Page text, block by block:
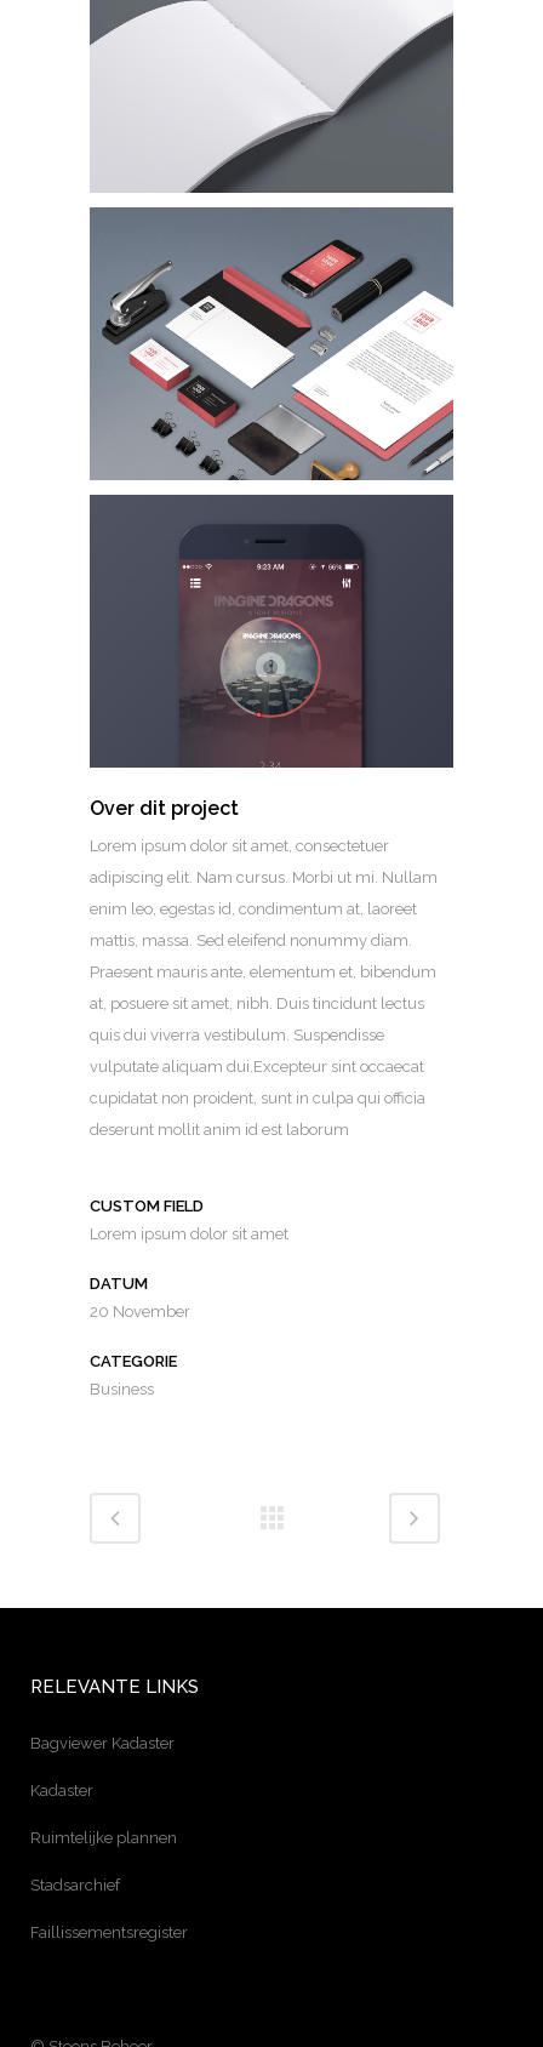
Over dit project
Lorem ipsum dolor sit amet, consectetuer
adipiscing elit. Nam cursus. Morbi ut mi. Nullam
enim leo, egestas id, condimentum at, laoreet
mattis, massa. Sed eleifend nonummy diam.
Praesent mauris ante, elementum et, bibendum
at, posuere sit amet, nibh. Duis tincidunt lectus
quis dui viverra vestibulum. Suspendisse
vulputate aliquam dui.Excepteur sint occaecat
cupidatat non proident, sunt in culpa qui officia
deserunt mollit anim id est laborum
CUSTOM FIELD
Lorem ipsum dolor sit amet
DATUM
20 November
CATEGORIE
Business
RELEVANTE LINKS
Bagviewer Kadaster
Kadaster
Ruimtelijke plannen
Stadsarchief
Faillissementsregister